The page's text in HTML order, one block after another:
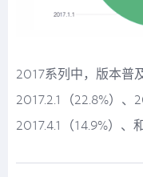
2017系列中，版本普
2017.2.1（22.8%）、
2017.4.1（14.9%）、